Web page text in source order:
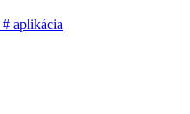
# aplikácia